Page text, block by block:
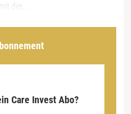
der...
Care Invest Abo?